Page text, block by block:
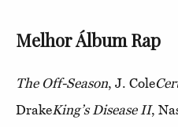
Melhor Álbum Rap
The Off-Season, J. Cole
DrakeKing’s Disease II,